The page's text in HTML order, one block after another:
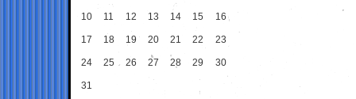
10 11 12 13 14 15 16
17 18 19 20 21 22 23
24 25 26 27 28 29 30
31